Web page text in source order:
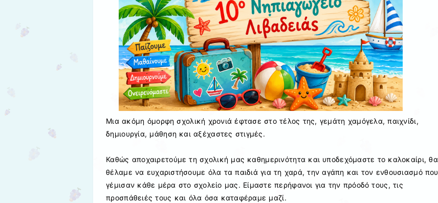
Μια ακόμη όμορφη σχολική χρονιά έφτασε στο τέλος της, γεμάτη χαμόγελα, παιχνίδι,
δημιουργία, μάθηση και αξέχαστες στιγμές.
Καθώς αποχαιρετούμε τη σχολική μας καθημερινότητα και υποδεχόμαστε το καλοκαίρι, θα
θέλαμε να ευχαριστήσουμε όλα τα παιδιά για τη χαρά, την αγάπη και τον ενθουσιασμό που
γέμισαν κάθε μέρα στο σχολείο μας. Είμαστε περήφανοι για την πρόοδό τους, τις
προσπάθειές τους και όλα όσα καταφέραμε μαζί.